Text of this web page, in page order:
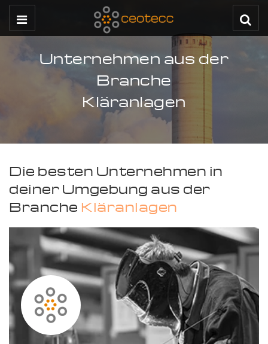
Unternehmen aus der
Branche
Kläranlagen
Die besten Unternehmen in
deiner Umgebung aus der
Branche Kläranlagen